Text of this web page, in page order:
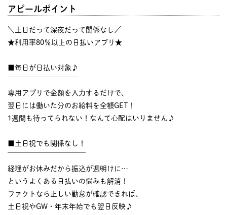
アピールポイント
＼土日だって深夜だって関係なし／
★利用率80％以上の日払いアプリ★
■毎日が日払い対象♪
専用アプリで金額を入力するだけで、
翌日には働いた分のお給料を全額GET！
1週間も待ってられない！なんて心配はいりません♪
■土日祝でも関係なし！
経理がお休みだから振込が週明けに…
というよくある日払いの悩みも解消！
ファクトなら正しい勤怠が確認できれば、
土日祝やGW・年末年始でも翌日反映♪